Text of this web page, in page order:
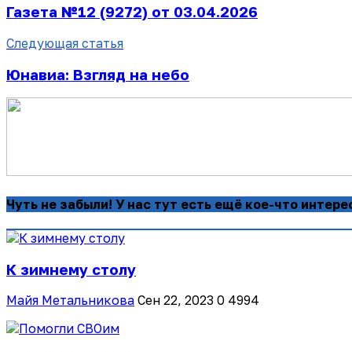
Газета №12 (9272) от 03.04.2026
Следующая статья
Юнавиа: Взгляд на небо
Чуть не забыли! У нас тут есть ещё кое-что
К зимнему столу
Майя Метальникова Сен 22, 2023 0 4994